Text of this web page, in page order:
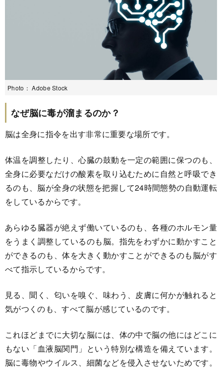
Photo： Adobe Stock
なぜ脳に毒が溜まるのか？
脳は全身に指令を出す非常に重要な場所です。
体温を調整したり、心臓の鼓動を一定の範囲に保つのも、
全身に必要なだけの酸素を取り込むために自然と呼吸でき
るのも、脳が全身の状態を把握して24時間態勢の自動運転
をしているからです。
あらゆる臓器が絶えず働いているのも、各種のホルモン量
をうまく調整しているのも脳。指先をわずかに動かすこと
ができるのも、体を大きく動かすことができるのも脳がす
べて指示しているからです。
見る、聞く、匂いを嗅ぐ、味わう、皮膚に何かが触れると
気がつくのも、すべて脳が感じているのです。
これほどまでに大切な脳には、体の中で脳の他にはどこに
もない「血液脳関門」という特別な構造を備えています。
脳に毒物やウイルス、細菌などを侵入させないためです。